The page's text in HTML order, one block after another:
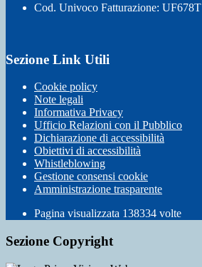
Cod. Univoco Fatturazione: UF678T
Sezione Link Utili
Cookie policy
Note legali
Informativa Privacy
Ufficio Relazioni con il Pubblico
Dichiarazione di accessibilità
Obiettivi di accessibilità
Whistleblowing
Gestione consensi cookie
Amministrazione trasparente
Pagina visualizzata 138334 volte
Sezione Copyright